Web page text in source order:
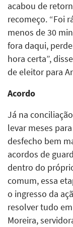
acabou de
recomeço. “Foi
menos de 30
fora daqui,
hora certa”,
de eleitor para
Acordo
Já na
levar meses
desfecho bem
acordos de
dentro do
comum, essa
o ingresso da
resolver tudo
Moreira,